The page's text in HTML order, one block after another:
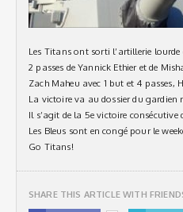
Les Titans ont sorti l’artillerie
2 passes de Yannick Ethier et de
Zach Maheu avec 1 but et 4 passes,
La victoire va au dossier du gardien
Il s’agit de la 5e victoire
Les Bleus sont en congé pour le
Go Titans!
SHARE THIS ARTICLE WITH